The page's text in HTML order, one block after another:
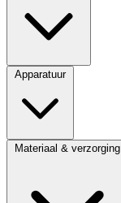
Apparatuur
Materiaal & verzorging